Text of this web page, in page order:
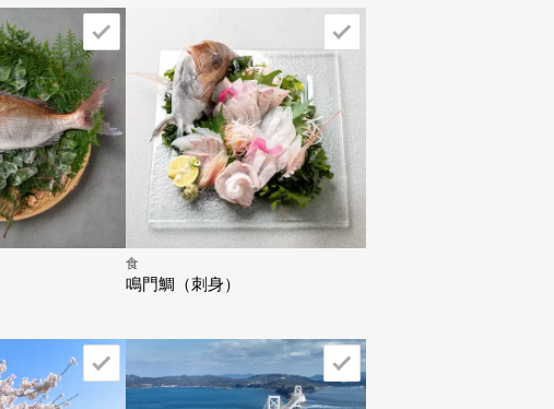
食
鳴門鯛（刺身）